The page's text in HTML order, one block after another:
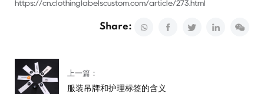
https://cn.clothinglabelscustom.com/article/273.html
Share:
上一篇：
服装吊牌和护理标签的含义